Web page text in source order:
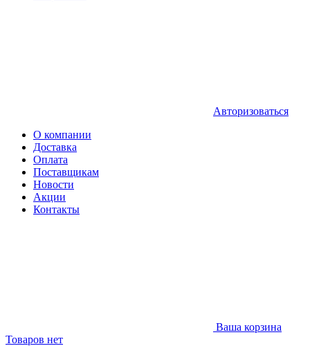
Авторизоваться
О компании
Доставка
Оплата
Поставщикам
Новости
Акции
Контакты
Ваша корзина
Товаров нет